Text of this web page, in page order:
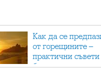
Как да се
от горещините –
практични съвети
безопасно лято